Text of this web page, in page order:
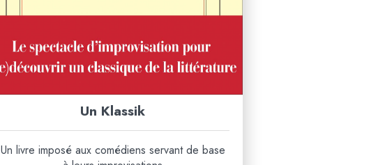
Un Klassik
Un livre imposé aux comédiens servant de base